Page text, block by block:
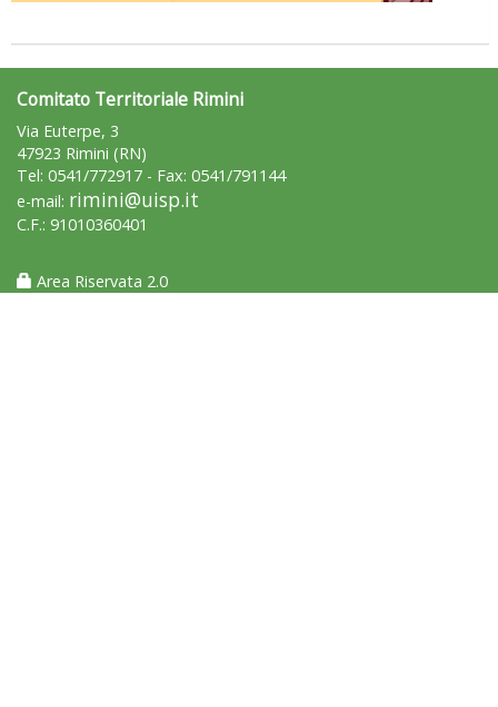
Comitato Territoriale Rimini
Via Euterpe, 3
47923 Rimini (RN)
Tel: 0541/772917 - Fax: 0541/791144
e-mail: rimini@uisp.it
C.F.: 91010360401
Area Riservata 2.0